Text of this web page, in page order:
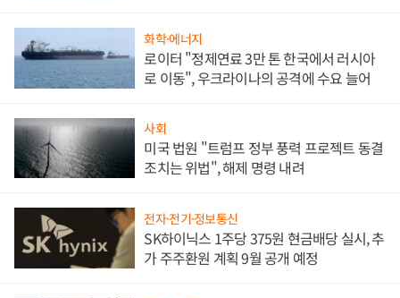
화학·에너지
로이터 "정제연료 3만 톤 한국에서 러시아
로 이동", 우크라이나의 공격에 수요 늘어
사회
미국 법원 "트럼프 정부 풍력 프로젝트 동결
조치는 위법", 해제 명령 내려
전자·전기·정보통신
SK하이닉스 1주당 375원 현금배당 실시, 추
가 주주환원 계획 9월 공개 예정